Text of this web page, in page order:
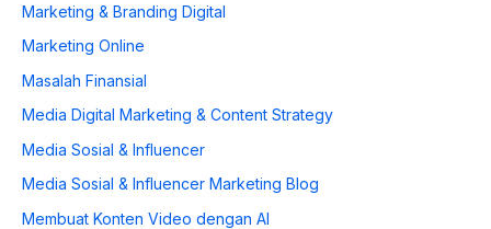
Marketing & Branding Digital
Marketing Online
Masalah Finansial
Media Digital Marketing & Content Strategy
Media Sosial & Influencer
Media Sosial & Influencer Marketing Blog
Membuat Konten Video dengan AI